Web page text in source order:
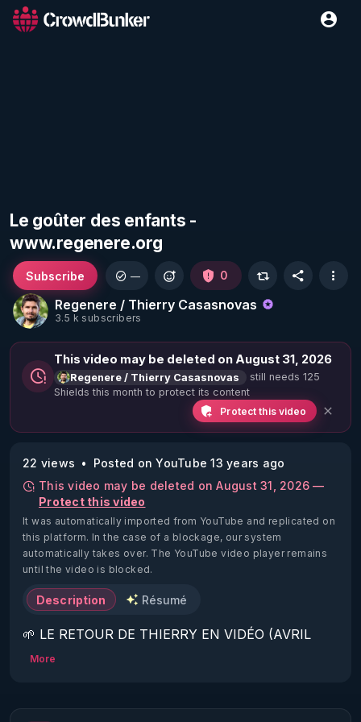
Le goûter des enfants -
www.regenere.org
Regenere / Thierry Casasnovas
3.5 k subscribers
Subscribe — 0
This video may be deleted on August 31, 2026
Regenere / Thierry Casasnovas
still needs 125
Shields this month to protect its content
Protect this video
22 views
Posted on YouTube 13 years ago
This video may be deleted on August 31, 2026 —
Protect this video
It was automatically imported from YouTube and replicated on
this platform. In the case of a blockage, our system
automatically takes over. The YouTube video player remains
until the video is blocked.
Description Résumé
🌱 LE RETOUR DE THIERRY EN VIDÉO (AVRIL
2022)!
https://www.rgnr.fr/presentation.html
More